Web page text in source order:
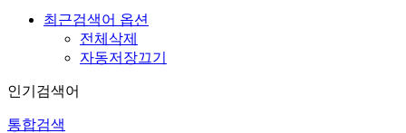
최근검색어 옵션
전체삭제
자동저장끄기
인기검색어
통합검색